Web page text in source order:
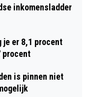
inkomensladder
je er 8,1 procent
procent
is pinnen niet